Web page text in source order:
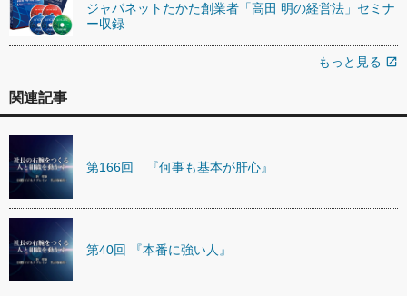
ジャパネットたかた創業者「高田 明の経営法」セミナ
ー収録
もっと見る open_in_new
関連記事
第166回 『何事も基本が肝心』
第40回 『本番に強い人』